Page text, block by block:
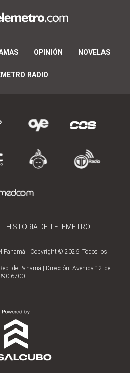
OPINIÓN NOVELAS
RADIO
HISTORIA DE TELEMETRO
Panamá | Copyright © 2026. Todos los
de Panamá | Dirección, Avenida 12 de
6700